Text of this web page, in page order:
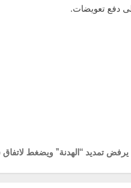
دفع تعويضات.
تمديد “الهدنة” ويضغط